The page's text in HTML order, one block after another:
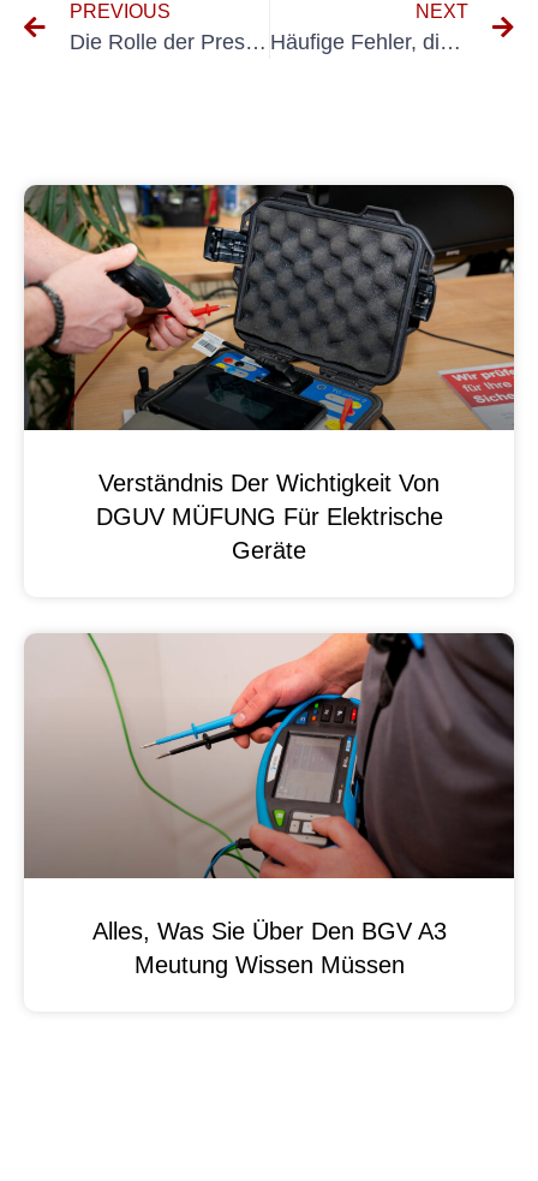
PREVIOUS
Die Rolle der Pressenprüfung nach UVV bei der Unfall- und Verletzungsverhütung
NEXT
Häufige Fehler, die Sie bei der Verwendung von Benning BGV A3-Testern vermeiden sollten
Verständnis Der Wichtigkeit Von
DGUV MÜFUNG Für Elektrische
Geräte
Alles, Was Sie Über Den BGV A3
Meutung Wissen Müssen